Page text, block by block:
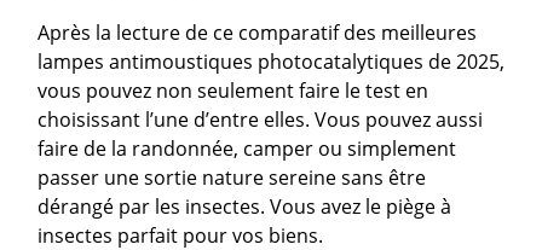
Après la lecture de ce comparatif des meilleures
lampes antimoustiques photocatalytiques de 2025,
vous pouvez non seulement faire le test en
choisissant l’une d’entre elles. Vous pouvez aussi
faire de la randonnée, camper ou simplement
passer une sortie nature sereine sans être
dérangé par les insectes. Vous avez le piège à
insectes parfait pour vos biens.